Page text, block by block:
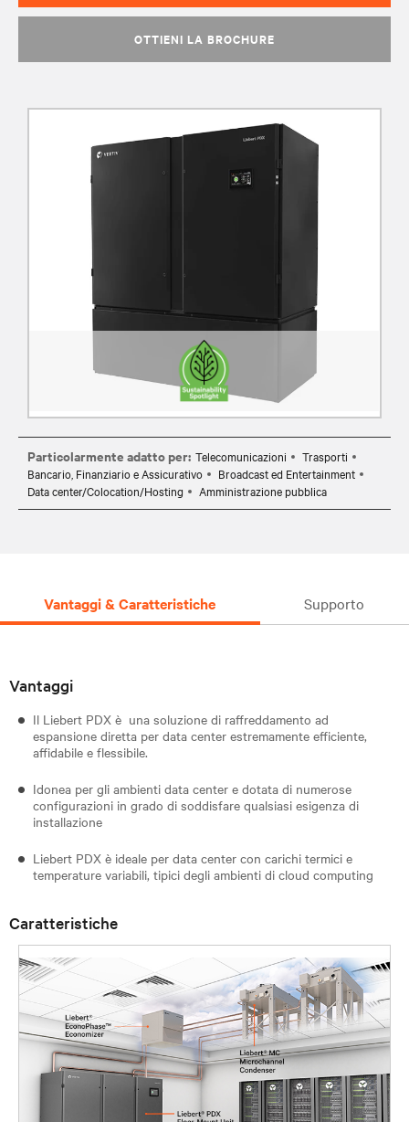
OTTIENI LA BROCHURE
Particolarmente adatto per: Telecomunicazioni
Trasporti
Bancario, Finanziario e Assicurativo
Broadcast ed Entertainment
Data center/Colocation/Hosting
Amministrazione pubblica
Vantaggi & Caratteristiche Supporto
Vantaggi
Il Liebert PDX è una soluzione di raffreddamento ad
espansione diretta per data center estremamente efficiente,
affidabile e flessibile.
Idonea per gli ambienti data center e dotata di numerose
configurazioni in grado di soddisfare qualsiasi esigenza di
installazione
Liebert PDX è ideale per data center con carichi termici e
temperature variabili, tipici degli ambienti di cloud computing
Caratteristiche